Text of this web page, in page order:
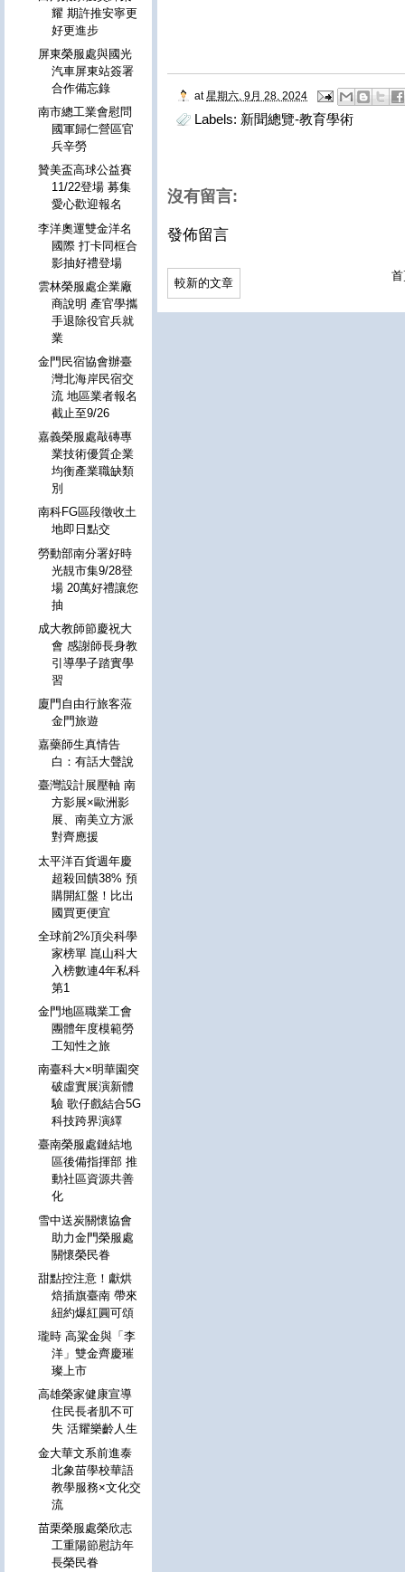
at 星期六, 9月 28, 2024
Labels: 新聞總覽-教育學術
沒有留言:
發佈留言
較新的文章
耀 期許推安寧更
好更進步
屏東榮服處與國光
汽車屏東站簽署
合作備忘錄
南市總工業會慰問
國軍歸仁營區官
兵辛勞
贊美盃高球公益賽
11/22登場 募集
愛心歡迎報名
李洋奧運雙金洋名
國際 打卡同框合
影抽好禮登場
雲林榮服處企業廠
商說明 產官學攜
手退除役官兵就
業
金門民宿協會辦臺
灣北海岸民宿交
流 地區業者報名
截止至9/26
嘉義榮服處敲磚專
業技術優質企業
均衡產業職缺類
別
南科FG區段徵收土
地即日點交
勞動部南分署好時
光靚市集9/28登
場 20萬好禮讓您
抽
成大教師節慶祝大
會 感謝師長身教
引導學子踏實學
習
廈門自由行旅客蒞
金門旅遊
嘉藥師生真情告
白：有話大聲說
臺灣設計展壓軸 南
方影展×歐洲影
展、南美立方派
對齊應援
太平洋百貨週年慶
超殺回饋38% 預
購開紅盤！比出
國買更便宜
全球前2%頂尖科學
家榜單 崑山科大
入榜數連4年私科
第1
金門地區職業工會
團體年度模範勞
工知性之旅
南臺科大×明華園突
破虛實展演新體
驗 歌仔戲結合5G
科技跨界演繹
臺南榮服處鏈結地
區後備指揮部 推
動社區資源共善
化
雪中送炭關懷協會
助力金門榮服處
關懷榮民眷
甜點控注意！獻烘
焙插旗臺南 帶來
紐約爆紅圓可頌
瓏時 高粱金與「李
洋」雙金齊慶璀
璨上市
高雄榮家健康宣導
住民長者肌不可
失 活耀樂齡人生
金大華文系前進泰
北象苗學校華語
教學服務×文化交
流
苗栗榮服處榮欣志
工重陽節慰訪年
長榮民眷